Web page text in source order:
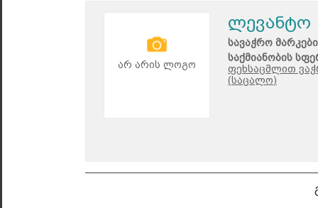
არ არის ლოგო
ლევანტო
სავაჭრო
საქმიანობის
ფეხსაცმლით
(საცალო)